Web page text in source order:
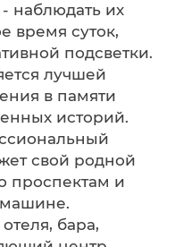
наблюдать их
время суток,
подсветки.
лучшей
в памяти
историй.
свой родной
проспектам и
бара,